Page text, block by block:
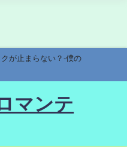
が止まらない？-僕の
マンテ